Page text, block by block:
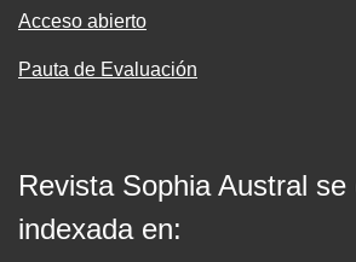
Acceso abierto
Pauta de Evaluación
Revista Sophia Austral se
indexada en: